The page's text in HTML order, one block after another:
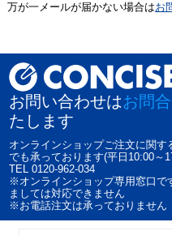
万が一メールが届かない場合はお
お問い合わせはお問
たします
オンラインショップご注文に関
でも承っております(平日10:00～
TEL 0120-962-034
※オンラインショップ専用窓口で
ましては対応できません
※お電話注文は承っておりません